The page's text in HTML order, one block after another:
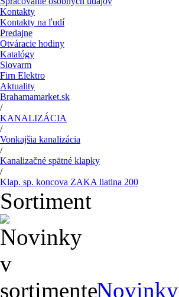
Kontakty
Kontakty na ľudí
Predajne
Otváracie hodiny
Katalógy
Slovarm
Firn Elektro
Aktuality
Brahamamarket.sk
/
KANALIZÁCIA
/
Vonkajšia kanalizácia
/
Kanalizačné spätné klapky
/
Klap. sp. koncova ZAKA liatina 200
Sortiment
Novinky